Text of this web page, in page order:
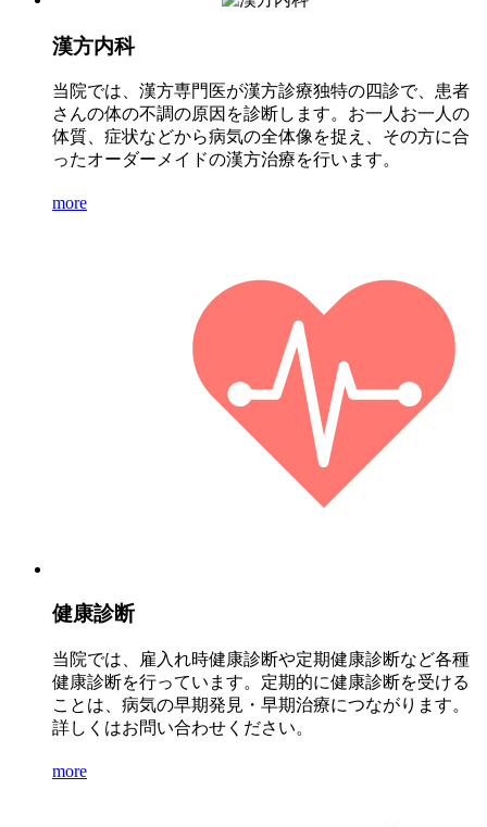
漢方内科
当院では、漢方専門医が漢方診療独特の四診で、患者
さんの体の不調の原因を診断します。お一人お一人の
体質、症状などから病気の全体像を捉え、その方に合
ったオーダーメイドの漢方治療を行います。
more
健康診断
当院では、雇入れ時健康診断や定期健康診断など各種
健康診断を行っています。定期的に健康診断を受ける
ことは、病気の早期発見・早期治療につながります。
詳しくはお問い合わせください。
more